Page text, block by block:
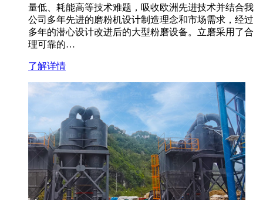
量低、耗能高等技术难题，吸收欧洲先进技术并结合我
公司多年先进的磨粉机设计制造理念和市场需求，经过
多年的潜心设计改进后的大型粉磨设备。立磨采用了合
理可靠的…
了解详情